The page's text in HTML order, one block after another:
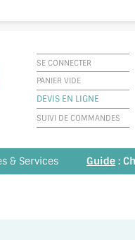
SE CONNECTER
PANIER VIDE
DEVIS EN LIGNE
SUIVI DE COMMANDES
& Services Guide :